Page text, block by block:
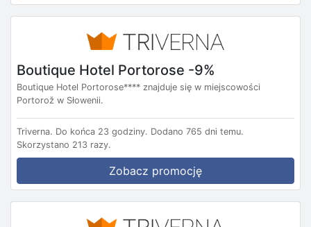
Boutique Hotel Portorose -9%
Boutique Hotel Portorose**** znajduje się w miejscowości
Portorož w Słowenii.
Triverna. Do końca 23 godziny. Dodano 765 dni temu.
Skorzystano 213 razy.
Zobacz promocję